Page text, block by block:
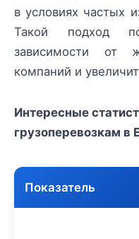
в условиях частых
Такой подход
зависимости от
компаний и
Интересные
грузоперевозкам в
Показатель